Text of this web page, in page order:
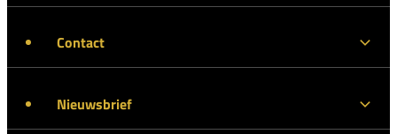
Contact
Nieuwsbrief